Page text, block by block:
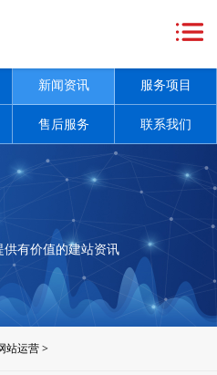
新闻资讯 服务项目
售后服务 联系我们
有价值的建站资讯
站运营>